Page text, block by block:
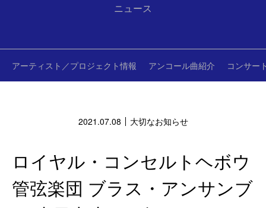
ニュース
アーティスト／プロジェクト情報 アンコール曲紹介 コンサー
2021.07.08 大切なお知らせ
ロイヤル・コンセルトヘボウ
管弦楽団 ブラス・アンサンブ